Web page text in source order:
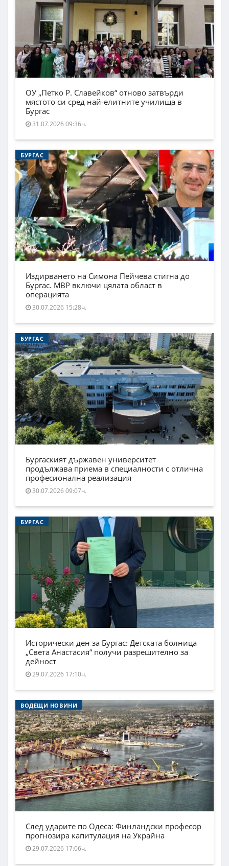
ОУ „Петко Р. Славейков“ отново затвърди
мястото си сред най-елитните училища в
Бургас
31.07.2026 09:36ч.
БУРГАС
Издирването на Симона Пейчева стигна до
Бургас. МВР включи цялата област в
операцията
30.07.2026 15:28ч.
БУРГАС
Бургаският държавен университет
продължава приема в специалности с отлична
професионална реализация
30.07.2026 09:07ч.
БУРГАС
Исторически ден за Бургас: Детската болница
„Света Анастасия“ получи разрешително за
дейност
29.07.2026 17:10ч.
ВОДЕЩИ НОВИНИ
След ударите по Одеса: Финландски професор
прогнозира капитулация на Украйна
29.07.2026 17:06ч.